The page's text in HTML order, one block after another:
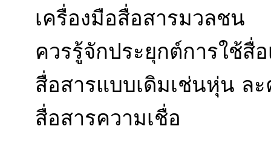
เครื่องมือสื่อสารมวลชน
ควรรู้จักประยุกต์การใ
สื่อสารแบบเดิมเช่นหุ่น ละ
สื่อสารความเชื่อ